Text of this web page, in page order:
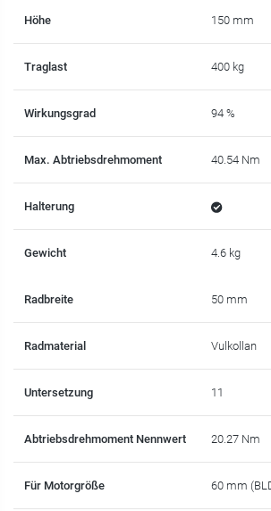
Höhe 150 mm
Traglast 400 kg
Wirkungsgrad 94 %
Max. Abtriebsdrehmoment 40.54 Nm
Halterung
Gewicht 4.6 kg
Radbreite 50 mm
Radmaterial Vulkollan
Untersetzung 11
Abtriebsdrehmoment Nennwert 20.27 Nm
Für Motorgröße 60 mm